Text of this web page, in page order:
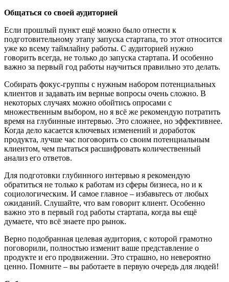
Общаться со своей аудиторией
Если прошлый пункт ещё можно было отнести к
подготовительному этапу запуска стартапа, то этот относится
уже ко всему таймлайну работы. С аудиторией нужно
говорить всегда, не только до запуска стартапа. И особенно
важно за первый год работы научиться правильно это делать.
Собирать фокус-группы с нужным набором потенциальных
клиентов и задавать им верные вопросы очень сложно. В
некоторых случаях можно обойтись опросами с
множественным выбором, но я всё же рекомендую потратить
время на глубинные интервью. Это сложнее, но эффективнее.
Когда дело касается ключевых изменений и доработок
продукта, лучше час поговорить со своим потенциальным
клиентом, чем пытаться расшифровать количественный
анализ его ответов.
Для подготовки глубинного интервью я рекомендую
обратиться не только к работам из сферы бизнеса, но и к
социологическим. И самое главное – избавьтесь от любых
ожиданий. Слушайте, что вам говорит клиент. Особенно
важно это в первый год работы стартапа, когда вы ещё
думаете, что всё знаете про рынок.
Верно подобранная целевая аудитория, с которой грамотно
поговорили, полностью изменит ваше представление о
продукте и его продвижении. Это страшно, но невероятно
ценно. Помните – вы работаете в первую очередь для людей!